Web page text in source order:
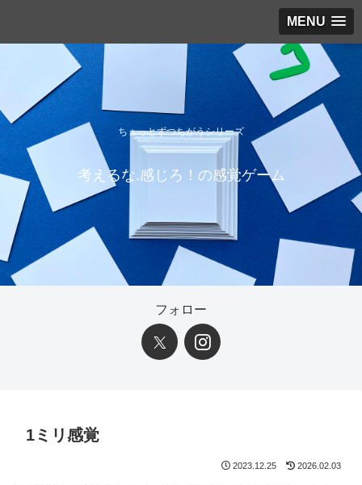
MENU
ちょっとずつちがうシリーズ
考えるな.感じろ！の感覚ゲーム
フォロー
1ミリ感覚
2023.12.25 2026.02.03